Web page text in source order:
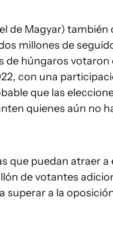
de Magyar) también
millones de
de húngaros votaron
con una
que las
quienes aún no
que puedan atraer a
de votantes
superar a la